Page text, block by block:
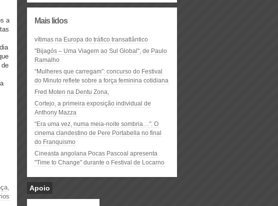
a
de
,
Mais lidos
vítimas na Europa do tráfico transatlântico
"Bijagós – Uma Viagem ao Sul Global", de Paulo
Ramalho
“Mulheres que carregam”: concurso do Festival
do Minuto reflete sobre a força feminina cotidiana
Fred Moten na Dentu Zona,
Cortejo, a primeira exposição individual de
Anthony Mazza
“Era uma vez, numa meia-noite sombria…”: O
cinema clandestino de Pere Portabella no final
do Franquismo
Cineasta angolana Pocas Pascoal apresenta
"Time to Change" durante o Festival de Locarno
Apoio